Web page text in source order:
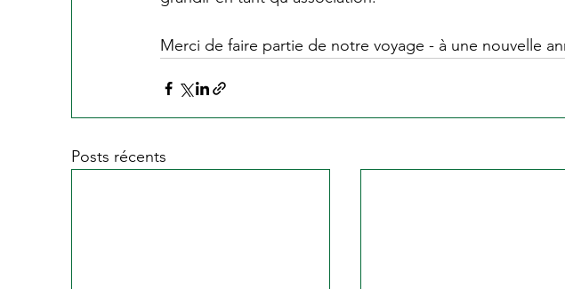
Merci de faire partie de notre voyage - à une nouvelle
Posts récents